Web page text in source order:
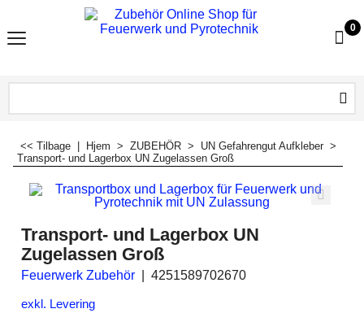
0
<< Tilbage Hjem > ZUBEHÖR > UN Gefahrengut Aufkleber >
Transport- und Lagerbox UN Zugelassen Groß
Transport- und Lagerbox UN
Zugelassen Groß
Feuerwerk Zubehör 4251589702670
exkl. Levering